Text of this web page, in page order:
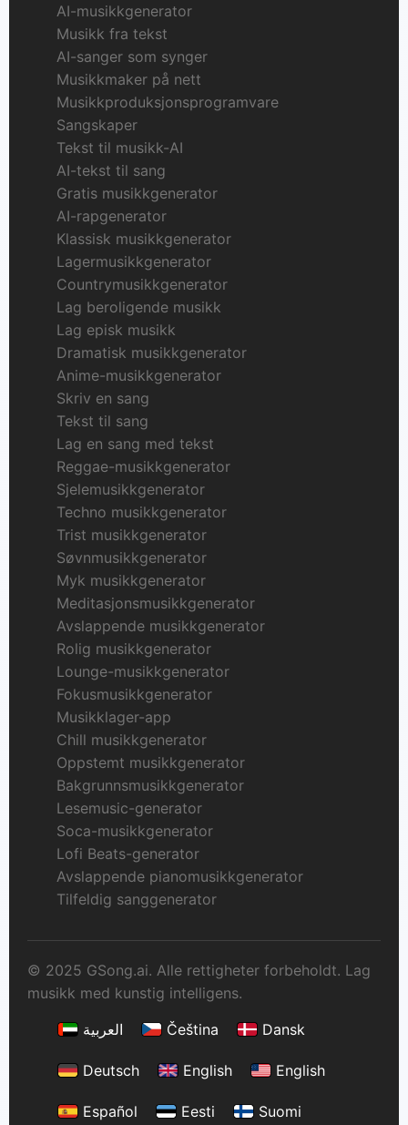
AI-musikkgenerator
Musikk fra tekst
AI-sanger som synger
Musikkmaker på nett
Musikkproduksjonsprogramvare
Sangskaper
Tekst til musikk-AI
AI-tekst til sang
Gratis musikkgenerator
AI-rapgenerator
Klassisk musikkgenerator
Lagermusikkgenerator
Countrymusikkgenerator
Lag beroligende musikk
Lag episk musikk
Dramatisk musikkgenerator
Anime-musikkgenerator
Skriv en sang
Tekst til sang
Lag en sang med tekst
Reggae-musikkgenerator
Sjelemusikkgenerator
Techno musikkgenerator
Trist musikkgenerator
Søvnmusikkgenerator
Myk musikkgenerator
Meditasjonsmusikkgenerator
Avslappende musikkgenerator
Rolig musikkgenerator
Lounge-musikkgenerator
Fokusmusikkgenerator
Musikklager-app
Chill musikkgenerator
Oppstemt musikkgenerator
Bakgrunnsmusikkgenerator
Lesemusic-generator
Soca-musikkgenerator
Lofi Beats-generator
Avslappende pianomusikkgenerator
Tilfeldig sanggenerator
© 2025 GSong.ai. Alle rettigheter forbeholdt. Lag
musikk med kunstig intelligens.
العربية
Čeština Dansk
Deutsch English English
Español Eesti Suomi